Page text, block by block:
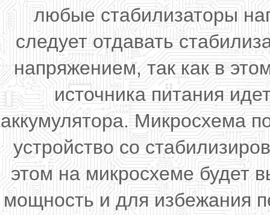
любые стабилизаторы
следует отдавать
напряжением, так как в
источника питания
аккумулятора. Микросхема
устройство со
этом на микросхеме будет
мощность и для избежания